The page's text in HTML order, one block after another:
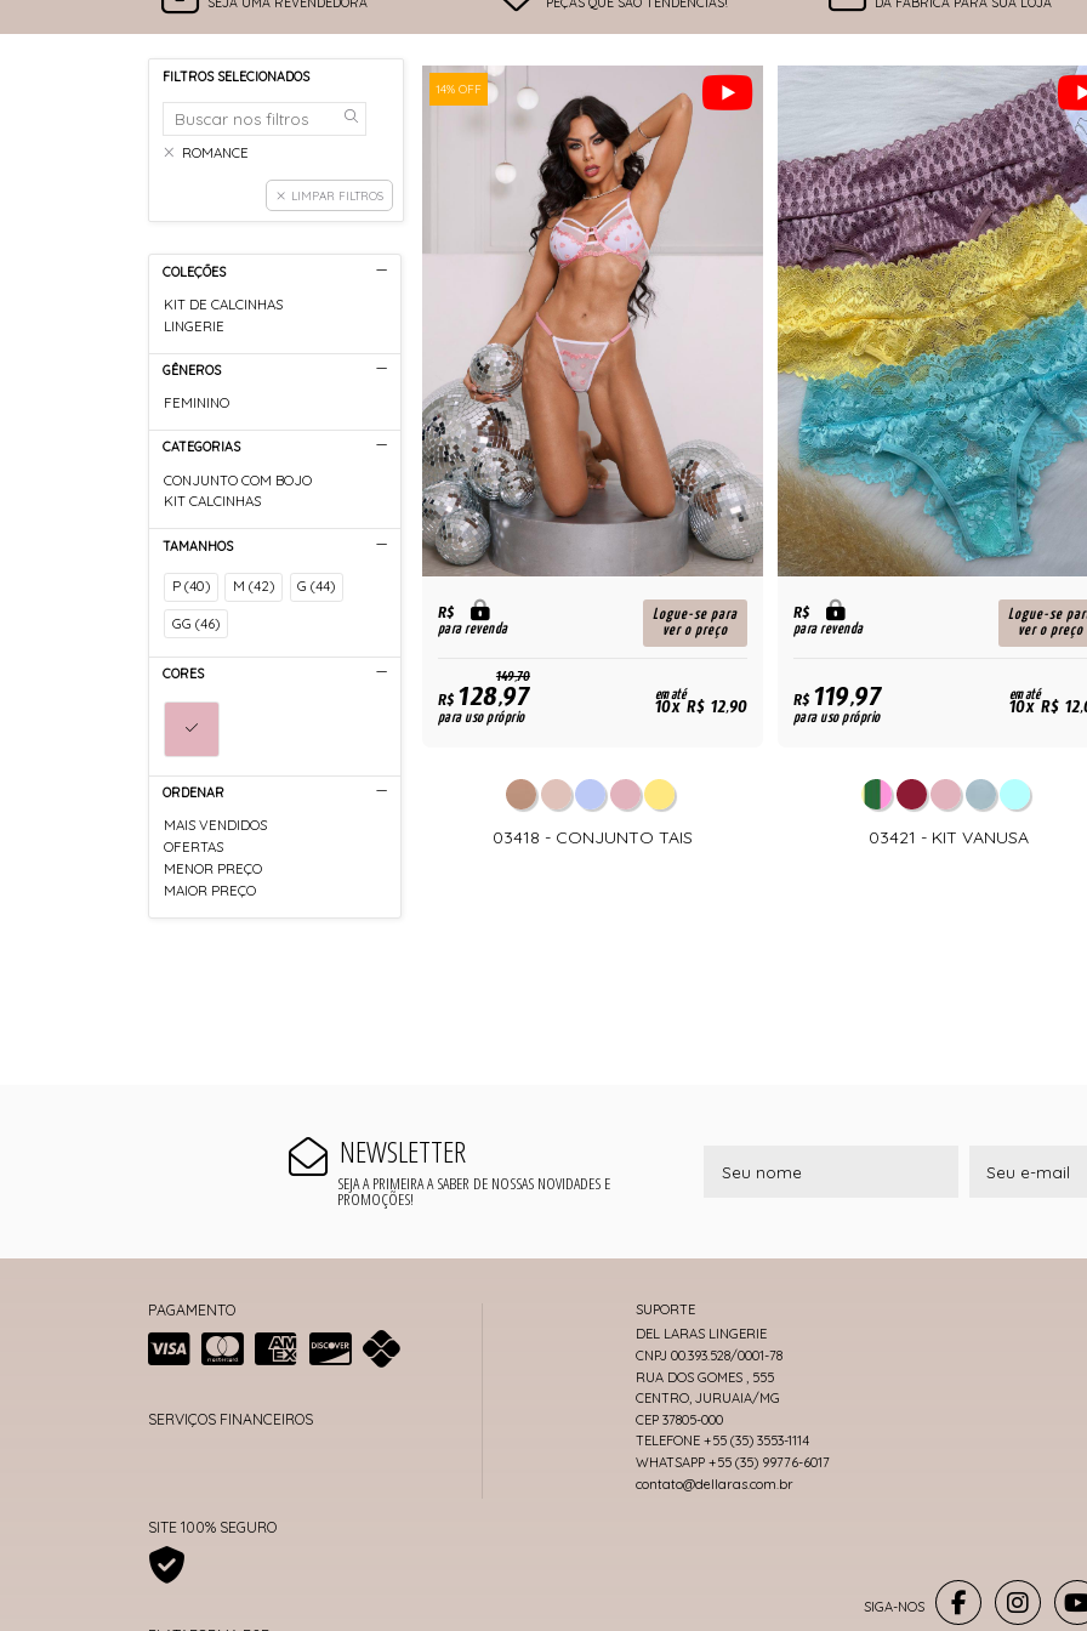
FILTROS SELECIONADOS
ROMANCE
LIMPAR FILTROS
COLEÇÕES
KIT DE CALCINHAS
LINGERIE
GÊNEROS
FEMININO
CATEGORIAS
CONJUNTO COM BOJO
KIT CALCINHAS
TAMANHOS
P (40) M (42) G (44)
GG (46)
CORES
ORDENAR
MAIS VENDIDOS
OFERTAS
MENOR PREÇO
MAIOR PREÇO
14% OFF
R$
para revenda
Logue-se para
ver o preço
149,70
R$128,97
para uso próprio
em até
10x R$ 12,90
03418 - CONJUNTO TAIS
R$
para revenda
Logue-se
ver o preço
R$119,97
para uso próprio
em até
10x R$
03421 - KIT VANUSA
NEWSLETTER
SEJA A PRIMEIRA A SABER DE NOSSAS NOVIDADES E
PROMOÇÕES!
PAGAMENTO
SERVIÇOS FINANCEIROS
SITE 100% SEGURO
SUPORTE
DEL LARAS LINGERIE
CNPJ 00.393.528/0001-78
RUA DOS GOMES , 555
CENTRO, JURUAIA/MG
CEP 37805-000
TELEFONE +55 (35) 3553-1114
WHATSAPP +55 (35) 99776-6017
contato@dellaras.com.br